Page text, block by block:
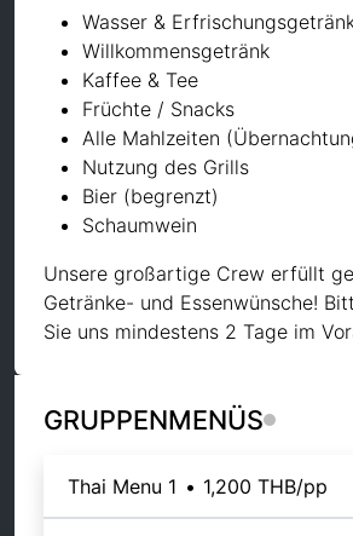
Wasser &
Willkommensgetränk
Kaffee & Tee
Früchte / Snacks
Alle Mahlzeiten
Nutzung des Grills
Bier (begrenzt)
Schaumwein
Unsere großartige Crew erfüllt
Getränke- und Essenwünsche!
Sie uns mindestens 2 Tage im
GRUPPENMENÜS
Thai Menu 1 • 1,200 THB/pp